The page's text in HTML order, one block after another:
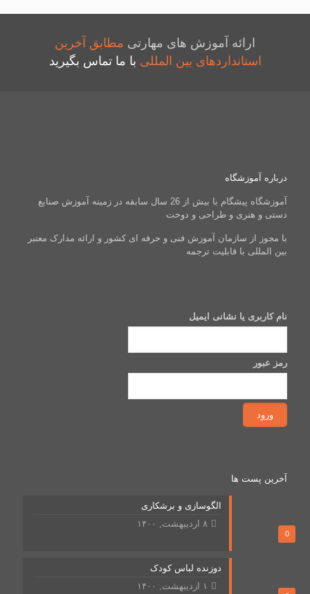
ارائه آموزش های مهارتی مطابق آخرین
استانداردهای بین المللی با ما تماس بگیرید
درباره آموزشگاه
آموزشگاه پیشگام با بیش از 26 سال سابقه در زمینه آموزش صنایع
دستی و هنری و طراحی و دوخت
با مجوز از سازمان آموزش فنی و حرفه ای کشور و ارائه مدارک معتبر
بین المللی با قابلیت ترجمه
نام کاربری یا نشانی ایمیل
رمز عبور
آخرین پست ها
0
الگوسازی و برشکاری
۸ اردیبهشت, ۱۴۰۰
دوزنده لباس کودک
۱ اردیبهشت, ۱۴۰۰